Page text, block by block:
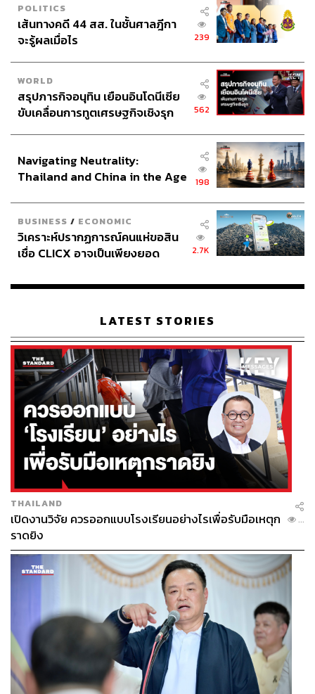
POLITICS
เส้นทางคดี 44 สส. ในชั้นศาลฎีกา
จะรู้ผลเมื่อไร
239
WORLD
สรุปภารกิจอนุทิน เยือนอินโดนีเซีย
ขับเคลื่อนการทูตเศรษฐกิจเชิงรุก
562
Navigating Neutrality:
Thailand and China in the Age
198
BUSINESS / ECONOMIC
วิเคราะห์ปรากฏการณ์คนแห่ขอสิน
เชื่อ CLICX อาจเป็นเพียงยอด
เรือนไทยที่ถูกซุกไว้
2.7K
LATEST STORIES
THAILAND
เปิดงานวิจัย ควรออกแบบโรงเรียนอย่างไรเพื่อรับมือเหตุก
ราดยิง
...